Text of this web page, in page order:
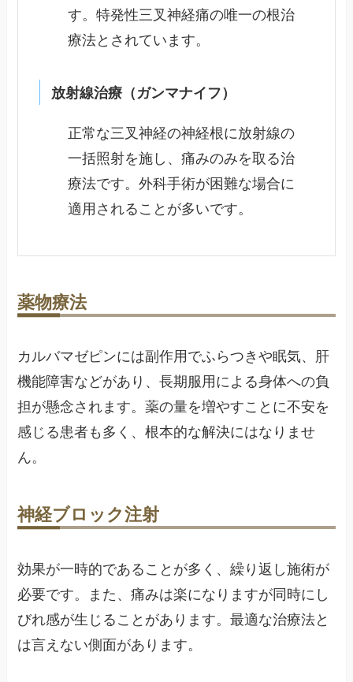
す。特発性三叉神経痛の唯一の根治
療法とされています。
放射線治療（ガンマナイフ）
正常な三叉神経の神経根に放射線の
一括照射を施し、痛みのみを取る治
療法です。外科手術が困難な場合に
適用されることが多いです。
薬物療法
カルバマゼピンには副作用でふらつきや眠気、肝
機能障害などがあり、長期服用による身体への負
担が懸念されます。薬の量を増やすことに不安を
感じる患者も多く、根本的な解決にはなりませ
ん。
神経ブロック注射
効果が一時的であることが多く、繰り返し施術が
必要です。また、痛みは楽になりますが同時にし
びれ感が生じることがあります。最適な治療法と
は言えない側面があります。